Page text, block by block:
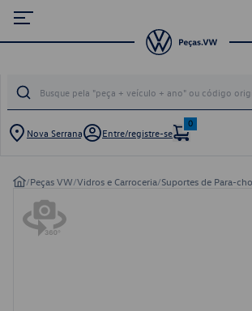
Nova Serrana Entre/registre-se
0
/Peças VW/Vidros e Carroceria/Suportes de Para-